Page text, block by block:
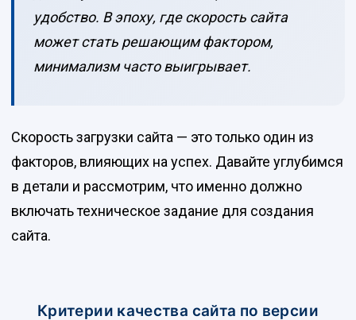
удобство. В эпоху, где скорость сайта
может стать решающим фактором,
минимализм часто выигрывает.
Скорость загрузки сайта — это только один из
факторов, влияющих на успех. Давайте углубимся
в детали и рассмотрим, что именно должно
включать техническое задание для создания
сайта.
Критерии качества сайта по версии